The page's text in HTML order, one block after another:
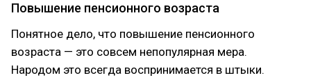
Повышение пенсионного возраста
Понятное дело, что повышение пенсионного
возраста — это совсем непопулярная мера.
Народом это всегда воспринимается в штыки.